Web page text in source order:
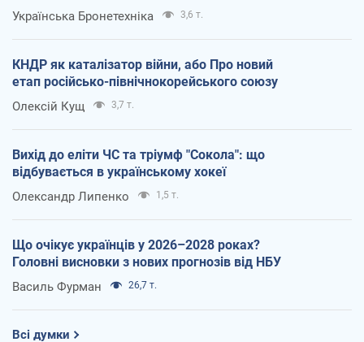
Українська Бронетехніка 3,6 т.
КНДР як каталізатор війни, або Про новий
етап російсько-північнокорейського союзу
Олексій Кущ 3,7 т.
Вихід до еліти ЧС та тріумф "Сокола": що
відбувається в українському хокеї
Олександр Липенко 1,5 т.
Що очікує українців у 2026–2028 роках?
Головні висновки з нових прогнозів від НБУ
Василь Фурман 26,7 т.
Всі думки